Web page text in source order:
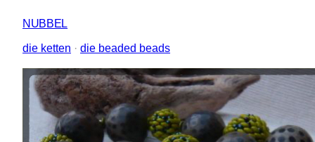
NUBBEL
die ketten · die beaded beads